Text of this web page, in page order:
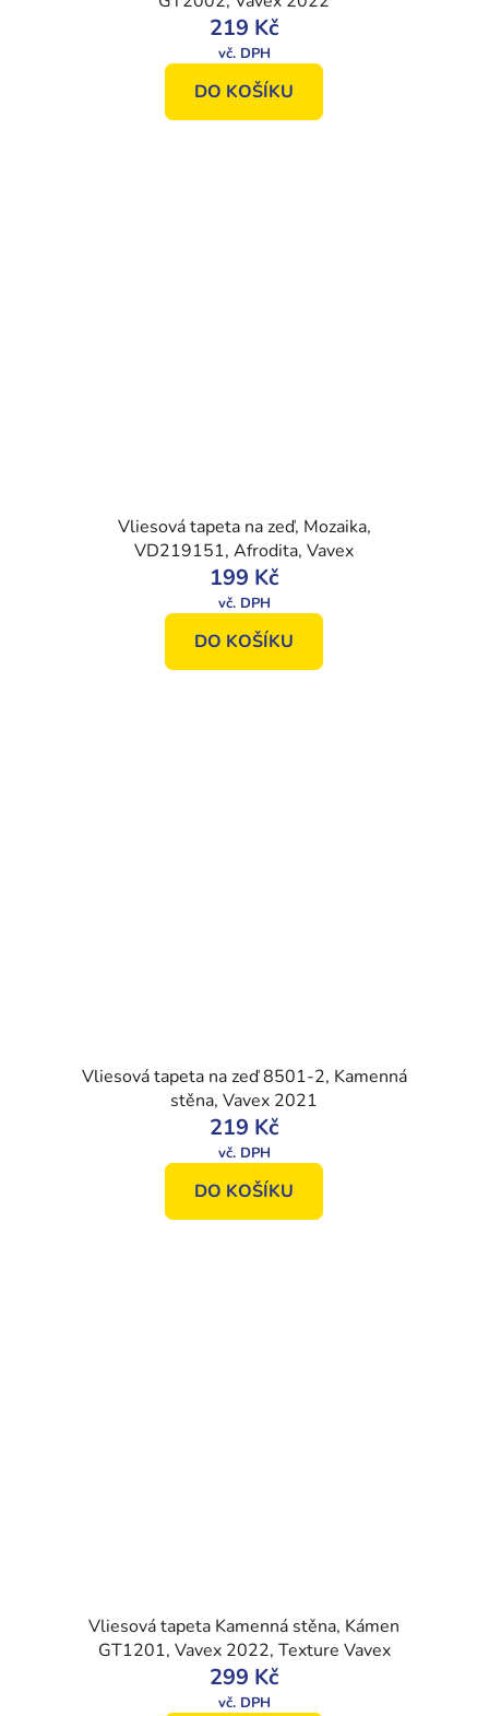
219 Kč
DO KOŠÍKU
Vliesová tapeta na zeď, Mozaika,
VD219151, Afrodita, Vavex
199 Kč
DO KOŠÍKU
Vliesová tapeta na zeď 8501-2, Kamenná
stěna, Vavex 2021
219 Kč
DO KOŠÍKU
Vliesová tapeta Kamenná stěna, Kámen
GT1201, Vavex 2022, Texture Vavex
299 Kč